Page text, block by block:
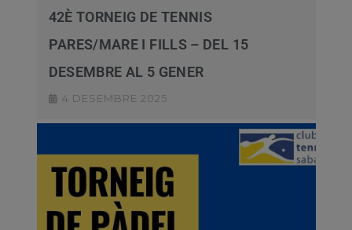
42È TORNEIG DE TENNIS
PARES/MARE I FILLS – DEL 15
DESEMBRE AL 5 GENER
4 DESEMBRE 2025